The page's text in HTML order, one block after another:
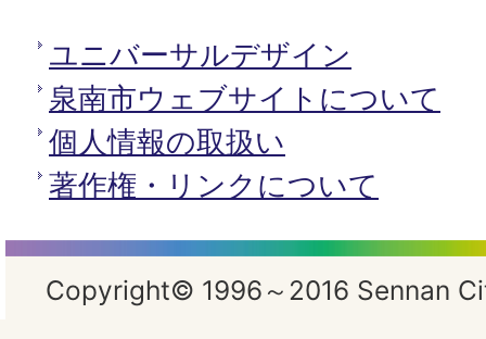
ユニバーサルデザイン
泉南市ウェブサイトについて
個人情報の取扱い
著作権・リンクについて
Copyright© 1996～2016 Sennan